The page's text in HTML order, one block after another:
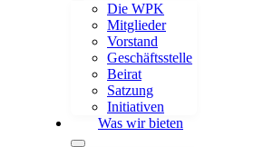
Die WPK
Mitglieder
Vorstand
Geschäftsstelle
Beirat
Satzung
Initiativen
Was wir bieten